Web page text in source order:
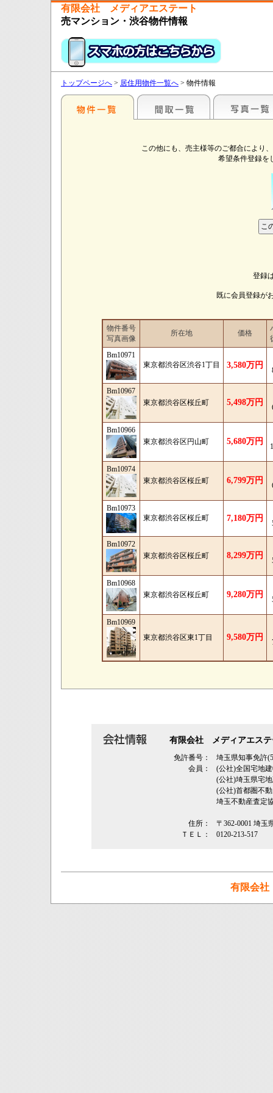
有限会社 メディアエステート
売マンション・渋谷物件情報
トップページへ > 居住用物件一覧へ > 物件情報
この他にも、売主様等のご都合により
希望条件登録を
登録
既に会員登録が
物件番号
写真画像
所在地 価格
Bm10971
東京都渋谷区渋谷1丁目
3,580万円
Bm10967
東京都渋谷区桜丘町
5,498万円
Bm10966
東京都渋谷区円山町
5,680万円
Bm10974
東京都渋谷区桜丘町
6,799万円
Bm10973
東京都渋谷区桜丘町
7,180万円
Bm10972
東京都渋谷区桜丘町
8,299万円
Bm10968
東京都渋谷区桜丘町
9,280万円
Bm10969
東京都渋谷区東1丁目
9,580万円
有限会社 メディアエステ
免許番号：
埼玉県知事免許
会員：
(公社)全国宅地
(公社)埼玉県宅
(公社)首都圏不
埼玉不動産査定
住所：
〒362‐0001 埼玉
ＴＥＬ：
0120-213-517
有限会